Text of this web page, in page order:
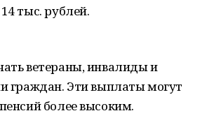
тыс. рублей.
ветераны, инвалиды и
граждан. Эти выплаты могут
более высоким.